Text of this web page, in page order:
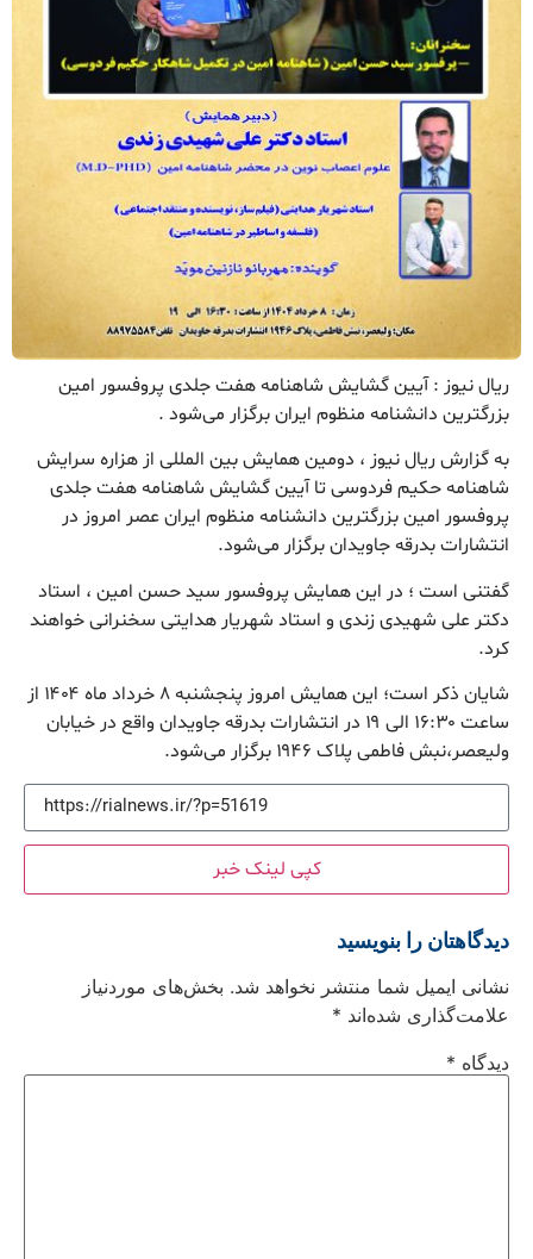
ریال نیوز : آیین گشایش شاهنامه هفت جلدی پروفسور امین
بزرگترین دانشنامه منظوم ایران برگزار می‌شود .
به گزارش ریال نیوز ، دومین همایش بین المللی از هزاره سرایش
شاهنامه حکیم فردوسی تا آیین گشایش شاهنامه هفت جلدی
پروفسور امین بزرگترین دانشنامه منظوم ایران عصر امروز در
انتشارات بدرقه جاویدان برگزار می‌شود.
گفتنی است ؛ در این همایش پروفسور سید حسن امین ، استاد
دکتر علی شهیدی زندی و استاد شهریار هدایتی سخنرانی خواهند
کرد.
شایان ذکر است؛ این همایش امروز پنجشنبه ۸ خرداد ماه ۱۴۰۴ از
ساعت ۱۶:۳۰ الی ۱۹ در انتشارات بدرقه جاویدان واقع در خیابان
ولیعصر،نبش فاطمی پلاک ۱۹۴۶ برگزار می‌شود.
کپی لینک خبر
دیدگاهتان را بنویسید
نشانی ایمیل شما منتشر نخواهد شد. بخش‌های موردنیاز
علامت‌گذاری شده‌اند *
دیدگاه *